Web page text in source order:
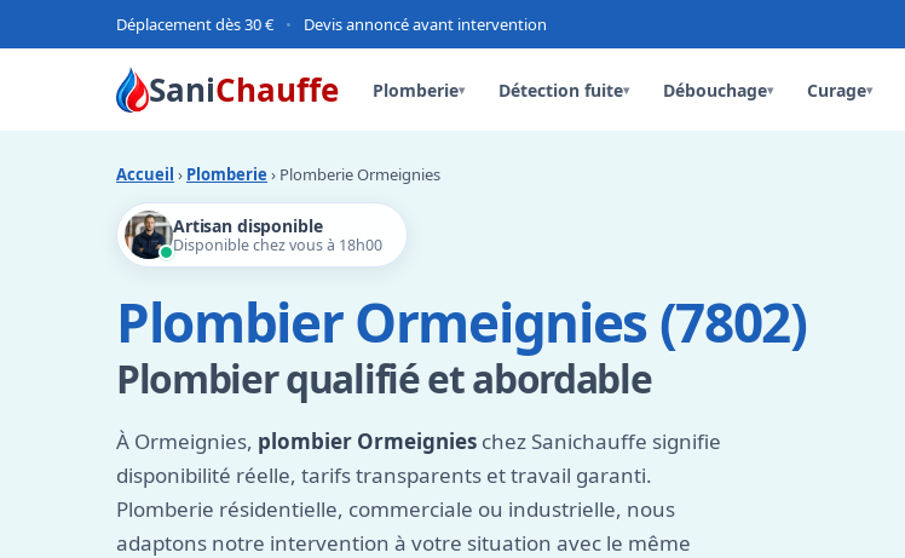
Déplacement dès 30 € • Devis annoncé avant intervention
SaniChauffe Plomberie▾ Détection fuite▾ Débouchage▾ Curage▾
Accueil › Plomberie › Plomberie Ormeignies
Artisan disponible
Disponible chez vous à 18h00
Plombier Ormeignies (7802)
Plombier qualifié et abordable
À Ormeignies, plombier Ormeignies chez Sanichauffe signifie
disponibilité réelle, tarifs transparents et travail garanti.
Plomberie résidentielle, commerciale ou industrielle, nous
adaptons notre intervention à votre situation avec le même